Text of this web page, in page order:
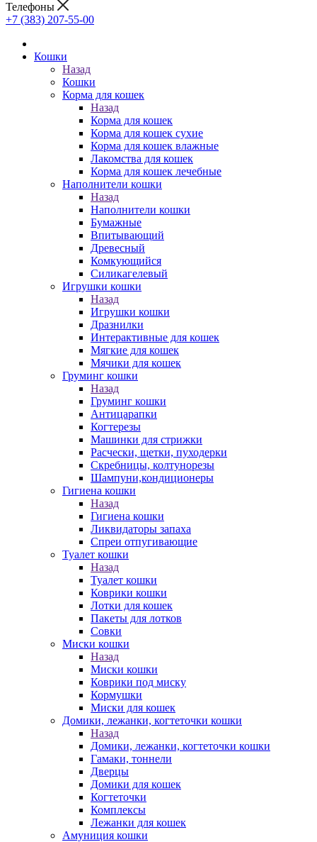
Телефоны
+7 (383) 207-55-00
Кошки
Назад
Кошки
Корма для кошек
Назад
Корма для кошек
Корма для кошек сухие
Корма для кошек влажные
Лакомства для кошек
Корма для кошек лечебные
Наполнители кошки
Назад
Наполнители кошки
Бумажные
Впитывающий
Древесный
Комкующийся
Силикагелевый
Игрушки кошки
Назад
Игрушки кошки
Дразнилки
Интерактивные для кошек
Мягкие для кошек
Мячики для кошек
Груминг кошки
Назад
Груминг кошки
Антицарапки
Когтерезы
Машинки для стрижки
Расчески, щетки, пуходерки
Скребницы, колтунорезы
Шампуни,кондиционеры
Гигиена кошки
Назад
Гигиена кошки
Ликвидаторы запаха
Спреи отпугивающие
Туалет кошки
Назад
Туалет кошки
Коврики кошки
Лотки для кошек
Пакеты для лотков
Совки
Миски кошки
Назад
Миски кошки
Коврики под миску
Кормушки
Миски для кошек
Домики, лежанки, когтеточки кошки
Назад
Домики, лежанки, когтеточки кошки
Гамаки, тоннели
Дверцы
Домики для кошек
Когтеточки
Комплексы
Лежанки для кошек
Амуниция кошки